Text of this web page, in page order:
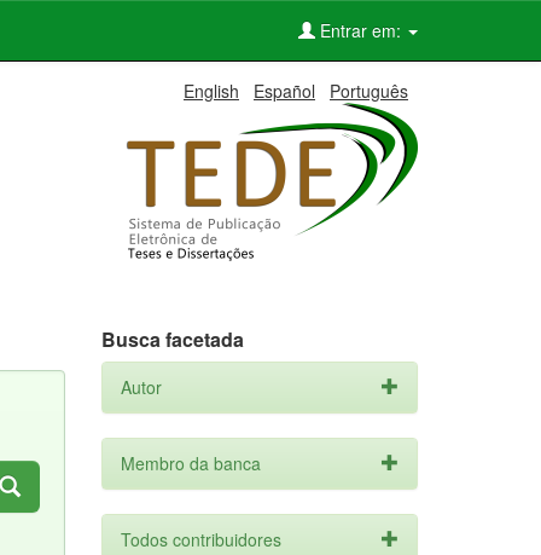
Entrar em:
English Español Português
Busca facetada
Autor
Membro da banca
Todos contribuidores